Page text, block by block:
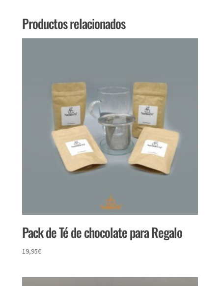
Productos relacionados
Pack de Té de chocolate para Regalo
19,95€